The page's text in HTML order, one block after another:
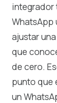
integrador
WhatsApp
ajustar
que
de cero.
punto que
un